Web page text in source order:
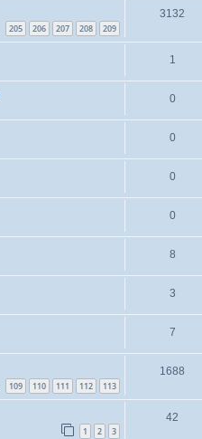
205 206 207 208 209
3132
1
0
0
0
0
8
3
7
109 110 111 112 113
1688
1 2 3
42